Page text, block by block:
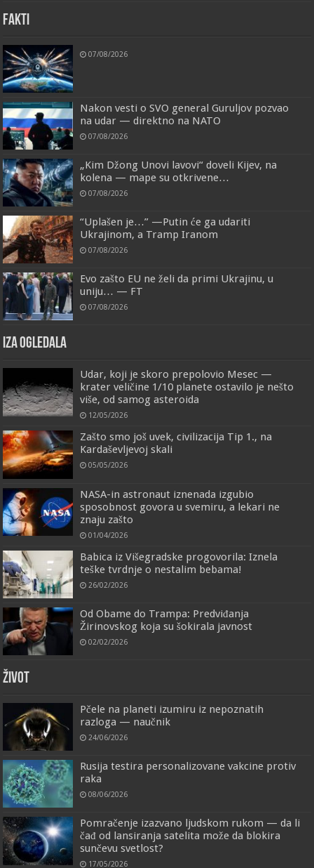
FAKTI
07/08/2026
Nakon vesti o SVO general Guruljov pozvao
na udar — direktno na NATO
07/08/2026
„Kim Džong Unovi lavovi“ doveli Kijev, na
kolena — mape su otkrivene…
07/08/2026
“Uplašen je…” —Putin će ga udariti
Ukrajinom, a Tramp Iranom
07/08/2026
Evo zašto EU ne želi da primi Ukrajinu, u
uniju… — FT
07/08/2026
IZA OGLEDALA
Udar, koji je skoro prepolovio Mesec —
krater veličine 1/10 planete ostavilo je nešto
više, od samog asteroida
12/05/2026
Zašto smo još uvek, civilizacija Tip 1., na
Kardaševljevoj skali
05/05/2026
NASA-in astronaut iznenada izgubio
sposobnost govora u svemiru, a lekari ne
znaju zašto
01/04/2026
Babica iz Višegradske progovorila: Iznela
teške tvrdnje o nestalim bebama!
26/02/2026
Od Obame do Trampa: Predviđanja
Žirinovskog koja su šokirala javnost
02/02/2026
ŽIVOT
Pčele na planeti izumiru iz nepoznatih
razloga — naučnik
24/06/2026
Rusija testira personalizovane vakcine protiv
raka
08/06/2026
Pomračenje izazvano ljudskom rukom — da li
čađ od lansiranja satelita može da blokira
sunčevu svetlost?
17/05/2026